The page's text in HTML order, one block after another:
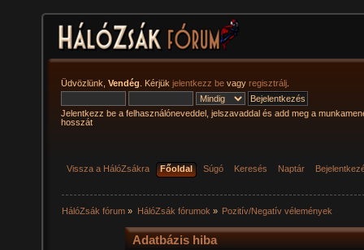
Üdvözlünk, Vendég . Kérjük jelentkezz be vagy regisztrálj
Jelentkezz be a felhasználóneveddel, jelszavaddal és add meg a
hosszát
Vissza a HálóZsákra Főoldal Súgó Keresés Naptár
HálóZsák fórum » HálóZsák fórumok » Pozitív/Negatív vélemények
Adatbázis hiba